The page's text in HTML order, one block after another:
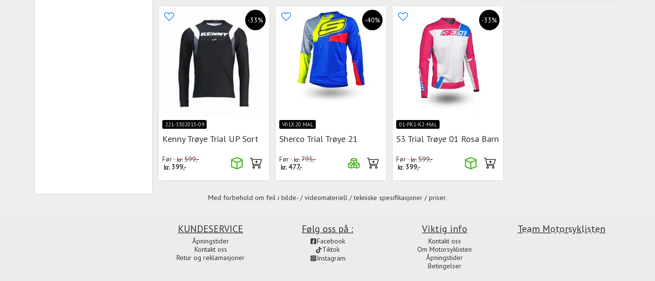
-33%
221-3302015-09
Kenny Trøye Trial UP Sort
Før kr.599,-
kr. 399,-
-40%
V01X.20 MAL
Sherco Trial Trøye 21
Før kr.795,-
kr.477,-
-33%
01-PK1-K2-MAL
S3 Trial Trøye 01 Rosa Barn
Før kr.599,-
kr. 399,-
Med forbehold om feil i bilde- / videomateriell / tekniske spesifikasjoner / priser.
Team Motorsyklisten
Viktig info
Kontakt oss
Om Motorsyklisten
Åpningstider
Betingelser
Følg oss på :
Facebook
Tiktok
Instagram
KUNDESERVICE
Åpningstider
Kontakt oss
Retur og reklamasjoner